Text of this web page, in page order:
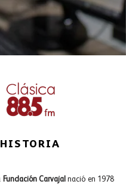
HISTORIA
Fundación Carvajal nació en 1978